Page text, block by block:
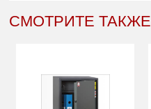
СМОТРИТЕ ТАКЖЕ